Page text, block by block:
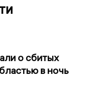
о сбитых
в ночь